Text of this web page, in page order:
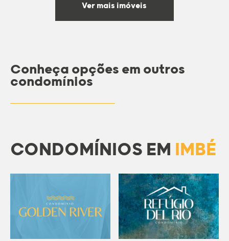
Ver mais imóveis
Conheça opções em outros
condomínios
CONDOMÍNIOS EM IMBÉ